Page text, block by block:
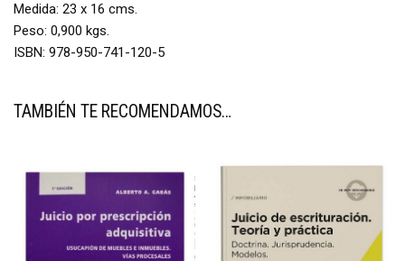
Medida: 23 x 16 cms.
Peso: 0,900 kgs.
ISBN: 978-950-741-120-5
TAMBIÉN TE RECOMENDAMOS…